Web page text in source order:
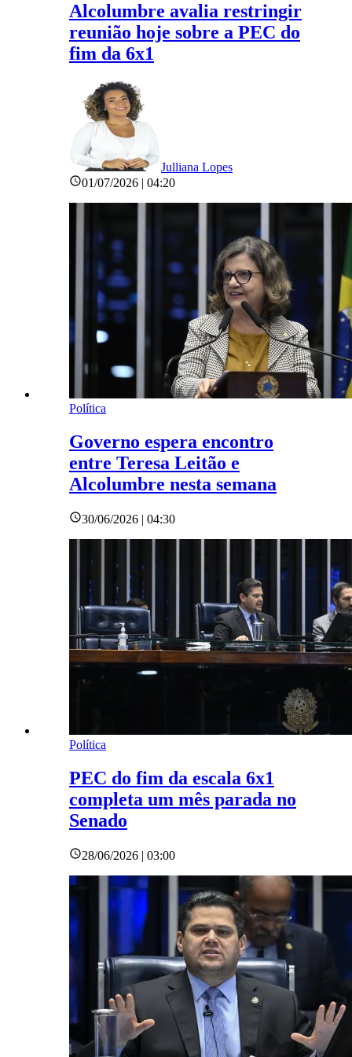
Alcolumbre avalia restringir
reunião hoje sobre a PEC do
fim da 6x1
Julliana Lopes
01/07/2026 | 04:20
Política
Governo espera encontro
entre Teresa Leitão e
Alcolumbre nesta semana
30/06/2026 | 04:30
Política
PEC do fim da escala 6x1
completa um mês parada no
Senado
28/06/2026 | 03:00